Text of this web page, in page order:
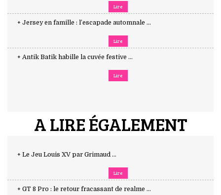
Lire
+ Jersey en famille : l’escapade automnale ...
Lire
+ Antik Batik habille la cuvée festive ...
Lire
A LIRE ÉGALEMENT
+ Le Jeu Louis XV par Grimaud ...
Lire
+ GT 8 Pro : le retour fracassant de realme ...